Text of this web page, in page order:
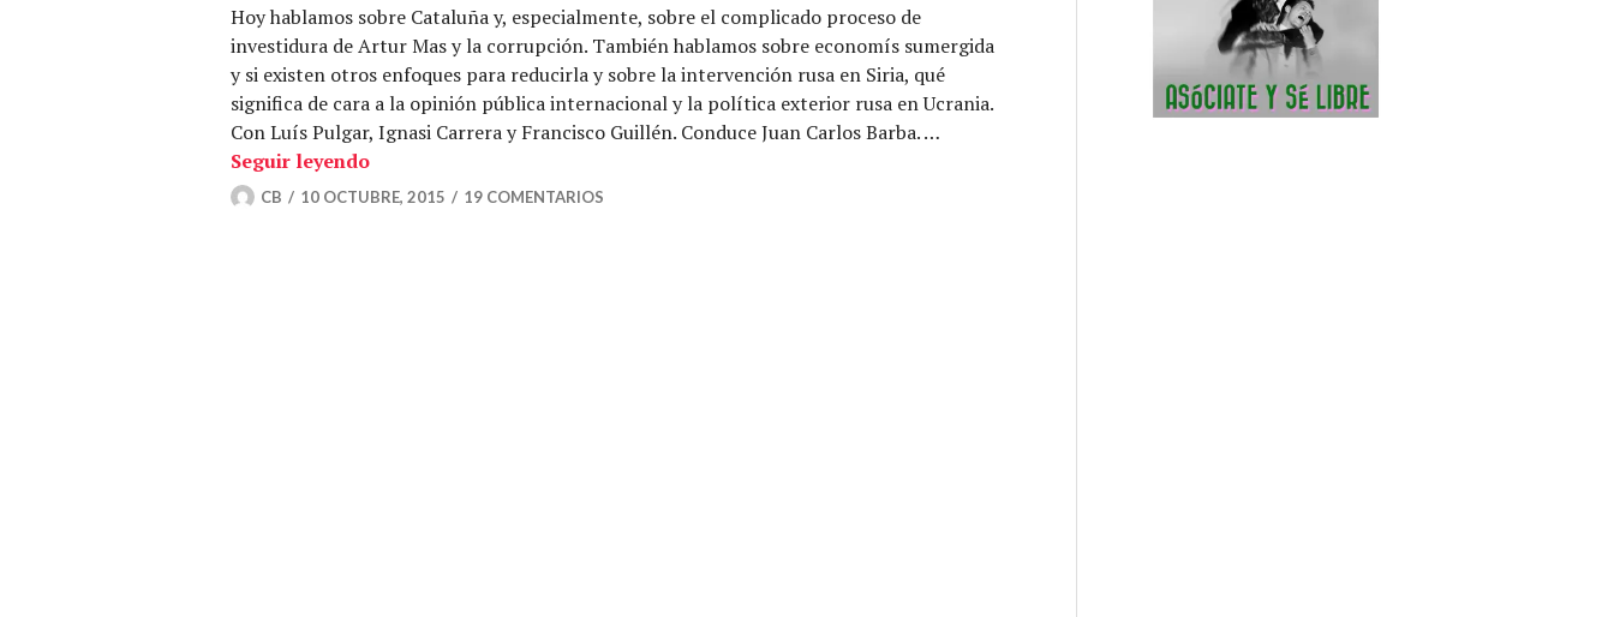
Hoy hablamos sobre Cataluña y, especialmente, sobre el complicado proceso de
investidura de Artur Mas y la corrupción. También hablamos sobre economís sumergida
y si existen otros enfoques para reducirla y sobre la intervención rusa en Siria, qué
significa de cara a la opinión pública internacional y la política exterior rusa en Ucrania.
Con Luís Pulgar, Ignasi Carrera y Francisco Guillén. Conduce Juan Carlos Barba. …
Seguir leyendoEns roba, robem, nos roban, robamos – Economía Directa 10-10-2015
CB 10 OCTUBRE, 2015 19 COMENTARIOS